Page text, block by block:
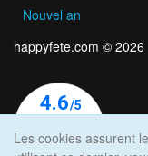
Nouvel an
happyfete.com © 2026
Les cookies assurent